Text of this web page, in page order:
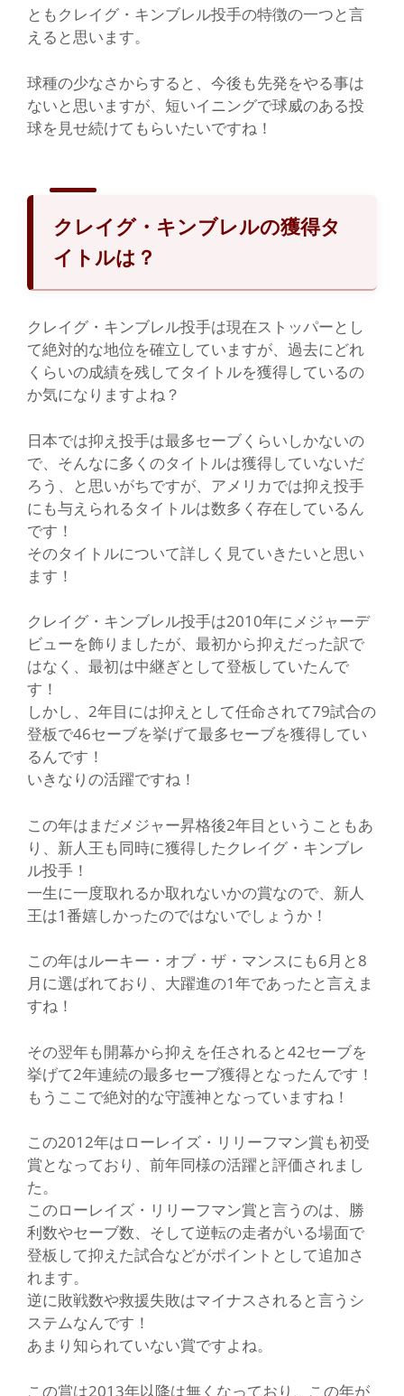
ともクレイグ・キンブレル投手の特徴の一つと言
えると思います。
球種の少なさからすると、今後も先発をやる事は
ないと思いますが、短いイニングで球威のある投
球を見せ続けてもらいたいですね！
クレイグ・キンブレルの獲得タ
イトルは？
クレイグ・キンブレル投手は現在ストッパーとし
て絶対的な地位を確立していますが、過去にどれ
くらいの成績を残してタイトルを獲得しているの
か気になりますよね？
日本では抑え投手は最多セーブくらいしかないの
で、そんなに多くのタイトルは獲得していないだ
ろう、と思いがちですが、アメリカでは抑え投手
にも与えられるタイトルは数多く存在しているん
です！
そのタイトルについて詳しく見ていきたいと思い
ます！
クレイグ・キンブレル投手は2010年にメジャーデ
ビューを飾りましたが、最初から抑えだった訳で
はなく、最初は中継ぎとして登板していたんで
す！
しかし、2年目には抑えとして任命されて79試合の
登板で46セーブを挙げて最多セーブを獲得してい
るんです！
いきなりの活躍ですね！
この年はまだメジャー昇格後2年目ということもあ
り、新人王も同時に獲得したクレイグ・キンブレ
ル投手！
一生に一度取れるか取れないかの賞なので、新人
王は1番嬉しかったのではないでしょうか！
この年はルーキー・オブ・ザ・マンスにも6月と8
月に選ばれており、大躍進の1年であったと言えま
すね！
その翌年も開幕から抑えを任されると42セーブを
挙げて2年連続の最多セーブ獲得となったんです！
もうここで絶対的な守護神となっていますね！
この2012年はローレイズ・リリーフマン賞も初受
賞となっており、前年同様の活躍と評価されまし
た。
このローレイズ・リリーフマン賞と言うのは、勝
利数やセーブ数、そして逆転の走者がいる場面で
登板して抑えた試合などがポイントとして追加さ
れます。
逆に敗戦数や救援失敗はマイナスされると言うシ
ステムなんです！
あまり知られていない賞ですよね。
この賞は2013年以降は無くなっており、この年が